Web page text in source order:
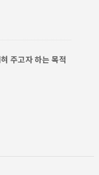
주고자 하는 목적